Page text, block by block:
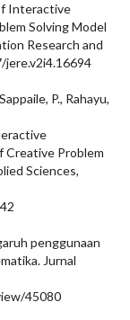
Interactive
Solving Model
Research and
jere.v2i4.16694
P., Rahayu,
Problem
Sciences,
penggunaan
Jurnal
45080